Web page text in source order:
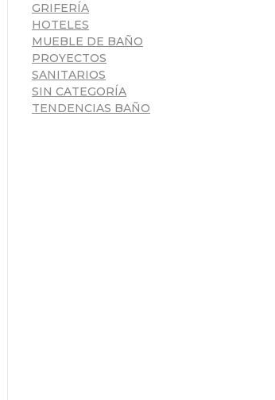
GRIFERÍA
HOTELES
MUEBLE DE BAÑO
PROYECTOS
SANITARIOS
SIN CATEGORÍA
TENDENCIAS BAÑO